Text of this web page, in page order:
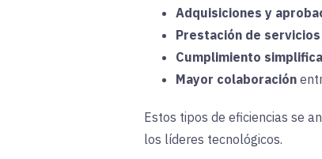
Adquisiciones y
Prestación de
Cumplimiento
Mayor colaboración
Estos tipos de eficiencias se
los líderes tecnológicos.